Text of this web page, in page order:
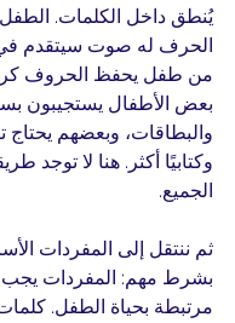
يُنطق داخل الكلمات.
الحرف له صوت سيتقدم في
من طفل يحفظ الحروف
بعض الأطفال يستجيبون
والبطاقات، وبعضهم يحتاج
وكتابيًا أكثر. هنا لا توجد
الجميع.
ثم ننتقل إلى المفردات
بشرط مهم: المفردات يجب